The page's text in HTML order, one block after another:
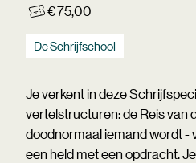
€ 75,00
De Schrijfschool
Je verkent in deze
vertelstructuren: de Reis van
doodnormaal iemand wordt -
een held met een opdracht.